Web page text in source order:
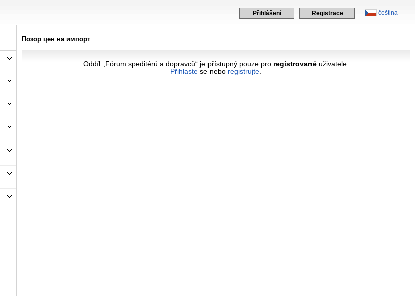
čeština
Přihlášení Registrace
Позор цен на импорт
Oddíl „Fórum speditérů a dopravců“ je přístupný pouze pro registrovanéuživatele.
Přihlaste se nebo registrujte